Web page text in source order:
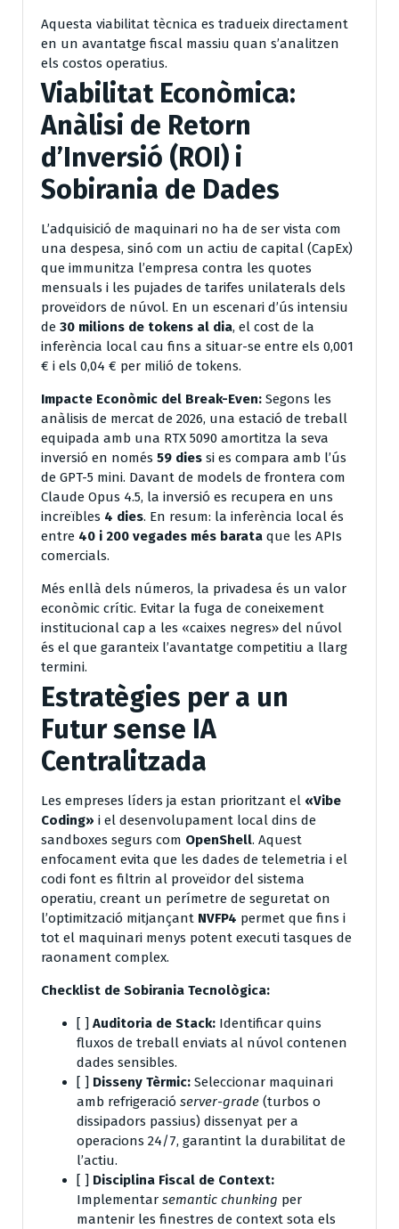
Aquesta viabilitat tècnica es tradueix directament
en un avantatge fiscal massiu quan s’analitzen
els costos operatius.
Viabilitat Econòmica:
Anàlisi de Retorn
d’Inversió (ROI) i
Sobirania de Dades
L’adquisició de maquinari no ha de ser vista com
una despesa, sinó com un actiu de capital (CapEx)
que immunitza l’empresa contra les quotes
mensuals i les pujades de tarifes unilaterals dels
proveïdors de núvol. En un escenari d’ús intensiu
de 30 milions de tokens al dia, el cost de la
inferència local cau fins a situar-se entre els 0,001
€ i els 0,04 € per milió de tokens.
Impacte Econòmic del Break-Even: Segons les
anàlisis de mercat de 2026, una estació de treball
equipada amb una RTX 5090 amortitza la seva
inversió en només 59 dies si es compara amb l’ús
de GPT-5 mini. Davant de models de frontera com
Claude Opus 4.5, la inversió es recupera en uns
increïbles 4 dies. En resum: la inferència local és
entre 40 i 200 vegades més barata que les APIs
comercials.
Més enllà dels números, la privadesa és un valor
econòmic crític. Evitar la fuga de coneixement
institucional cap a les «caixes negres» del núvol
és el que garanteix l’avantatge competitiu a llarg
termini.
Estratègies per a un
Futur sense IA
Centralitzada
Les empreses líders ja estan prioritzant el «Vibe
Coding» i el desenvolupament local dins de
sandboxes segurs com OpenShell. Aquest
enfocament evita que les dades de telemetria i el
codi font es filtrin al proveïdor del sistema
operatiu, creant un perímetre de seguretat on
l’optimització mitjançant NVFP4 permet que fins i
tot el maquinari menys potent executi tasques de
raonament complex.
Checklist de Sobirania Tecnològica:
[ ] Auditoria de Stack: Identificar quins
fluxos de treball enviats al núvol contenen
dades sensibles.
[ ] Disseny Tèrmic: Seleccionar maquinari
amb refrigeració server-grade (turbos o
dissipadors passius) dissenyat per a
operacions 24/7, garantint la durabilitat de
l’actiu.
[ ] Disciplina Fiscal de Context:
Implementar semantic chunking per
mantenir les finestres de context sota els